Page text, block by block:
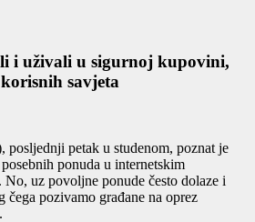
i uživali u sigurnoj kupovini,
savjeta
petak u studenom, poznat je
ponuda u internetskim
uz povoljne ponude često dolaze i
čega pozivamo građane na oprez